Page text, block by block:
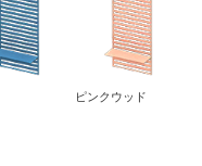
ピンクウッド